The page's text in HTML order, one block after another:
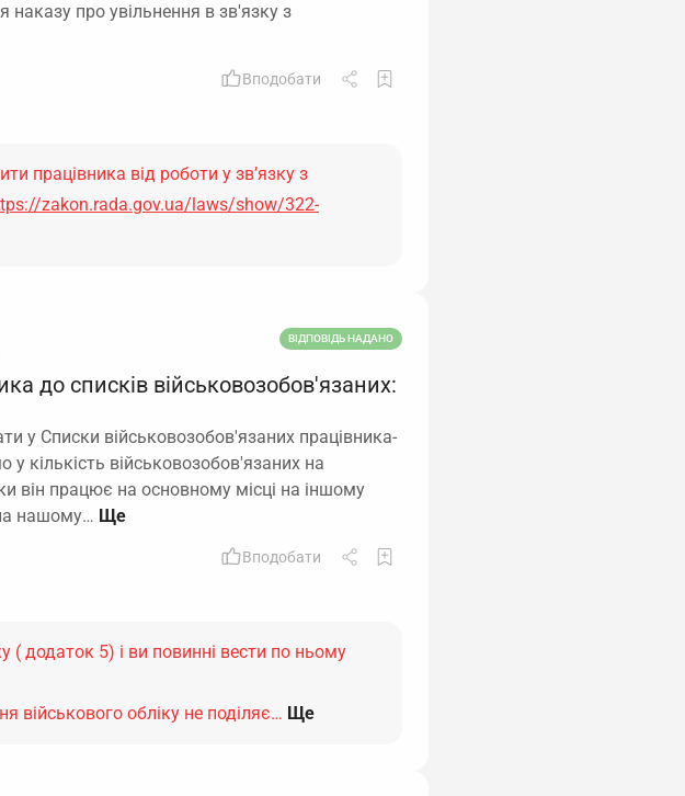
про увільнення в зв'язку з
Вподобати
працівника від роботи у зв’язку з
zakon.rada.gov.ua/laws/show/322-
ВІДПОВІДЬ НАДАНО
до списків військовозобов'язаних:
у Списки військовозобов'язаних працівника-
кількість військовозобов'язаних на
він працює на основному місці на іншому
нашому…
Вподобати
( додаток 5) і ви повинні вести по ньому
військового обліку не поділяє… Ще